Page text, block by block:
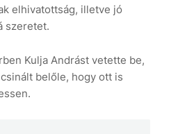
elhivatottság, illetve jó
szeretet.
Kulja Andrást vetette be,
belőle, hogy ott is